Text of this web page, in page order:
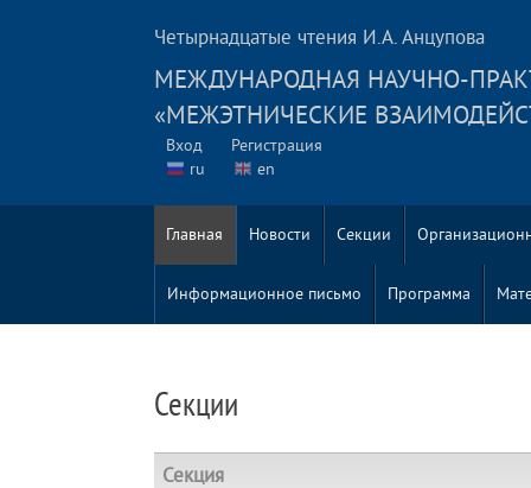
Четырнадцатые чтения И.А. Анцупова
MЕЖДУНАРОДНАЯ НАУЧНО-
«МЕЖЭТНИЧЕСКИЕ
Вход
Регистрация
ru
en
Главная Новости Секции
Информационное письмо Программа
Секции
Секция